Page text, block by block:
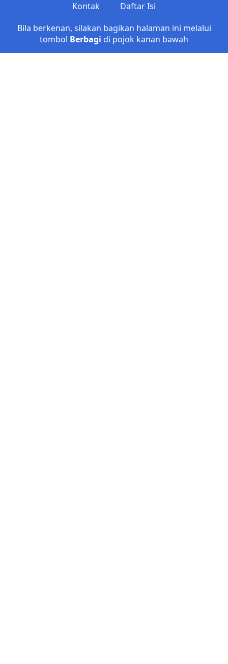
Kontak
Daftar Isi
Bila berkenan, silakan bagikan halaman ini melalui
tombol Berbagi di pojok kanan bawah